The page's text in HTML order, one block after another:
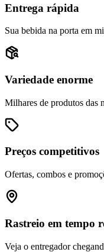
Entrega rápida
Sua bebida na porta em
Variedade enorme
Milhares de produtos das
Preços competitivos
Ofertas, combos e
Rastreio em tempo
Veja o entregador